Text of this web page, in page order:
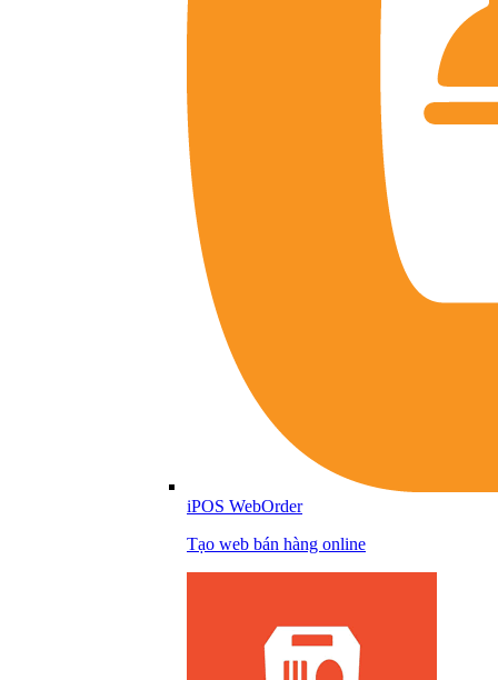
iPOS WebOrder
Tạo web bán hàng online